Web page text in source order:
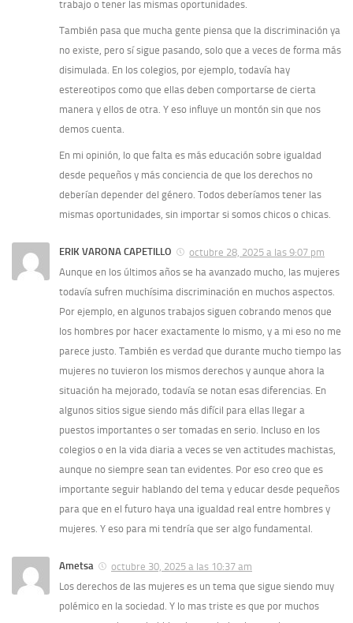
trabajo o tener las mismas oportunidades.
También pasa que mucha gente piensa que la discriminación ya
no existe, pero sí sigue pasando, solo que a veces de forma más
disimulada. En los colegios, por ejemplo, todavía hay
estereotipos como que ellas deben comportarse de cierta
manera y ellos de otra. Y eso influye un montón sin que nos
demos cuenta.
En mi opinión, lo que falta es más educación sobre igualdad
desde pequeños y más conciencia de que los derechos no
deberían depender del género. Todos deberíamos tener las
mismas oportunidades, sin importar si somos chicos o chicas.
ERIK VARONA CAPETILLO
octubre 28, 2025 a las 9:07 pm
Aunque en los últimos años se ha avanzado mucho, las mujeres
todavía sufren muchísima discriminación en muchos aspectos.
Por ejemplo, en algunos trabajos siguen cobrando menos que
los hombres por hacer exactamente lo mismo, y a mi eso no me
parece justo. También es verdad que durante mucho tiempo las
mujeres no tuvieron los mismos derechos y aunque ahora la
situación ha mejorado, todavía se notan esas diferencias. En
algunos sitios sigue siendo más difícil para ellas llegar a
puestos importantes o ser tomadas en serio. Incluso en los
colegios o en la vida diaria a veces se ven actitudes machistas,
aunque no siempre sean tan evidentes. Por eso creo que es
importante seguir hablando del tema y educar desde pequeños
para que en el futuro haya una igualdad real entre hombres y
mujeres. Y eso para mi tendría que ser algo fundamental.
Ametsa
octubre 30, 2025 a las 10:37 am
Los derechos de las mujeres es un tema que sigue siendo muy
polémico en la sociedad. Y lo mas triste es que por muchos